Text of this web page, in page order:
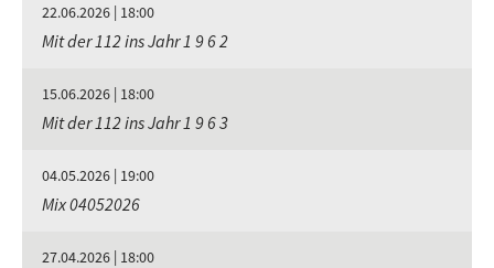
22.06.2026 | 18:00
Mit der 112 ins Jahr 1 9 6 2
15.06.2026 | 18:00
Mit der 112 ins Jahr 1 9 6 3
04.05.2026 | 19:00
Mix 04052026
27.04.2026 | 18:00